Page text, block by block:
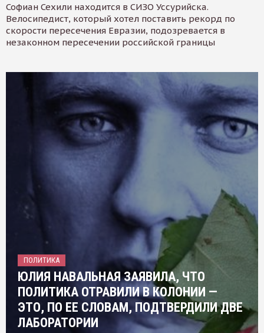
Софиан Сехили находится в СИЗО Уссурийска.
Велосипедист, который хотел поставить рекорд по
скорости пересечения Евразии, подозревается в
незаконном пересечении российской границы
ПОЛИТИКА
ЮЛИЯ НАВАЛЬНАЯ ЗАЯВИЛА, ЧТО
ПОЛИТИКА ОТРАВИЛИ В КОЛОНИИ —
ЭТО, ПО ЕЕ СЛОВАМ, ПОДТВЕРДИЛИ ДВЕ
ЛАБОРАТОРИИ